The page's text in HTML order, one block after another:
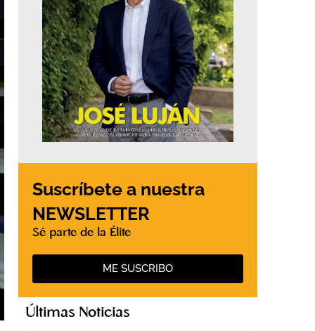
Suscríbete a nuestra
NEWSLETTER
Sé parte de la Élite
ME SUSCRIBO
Últimas Noticias